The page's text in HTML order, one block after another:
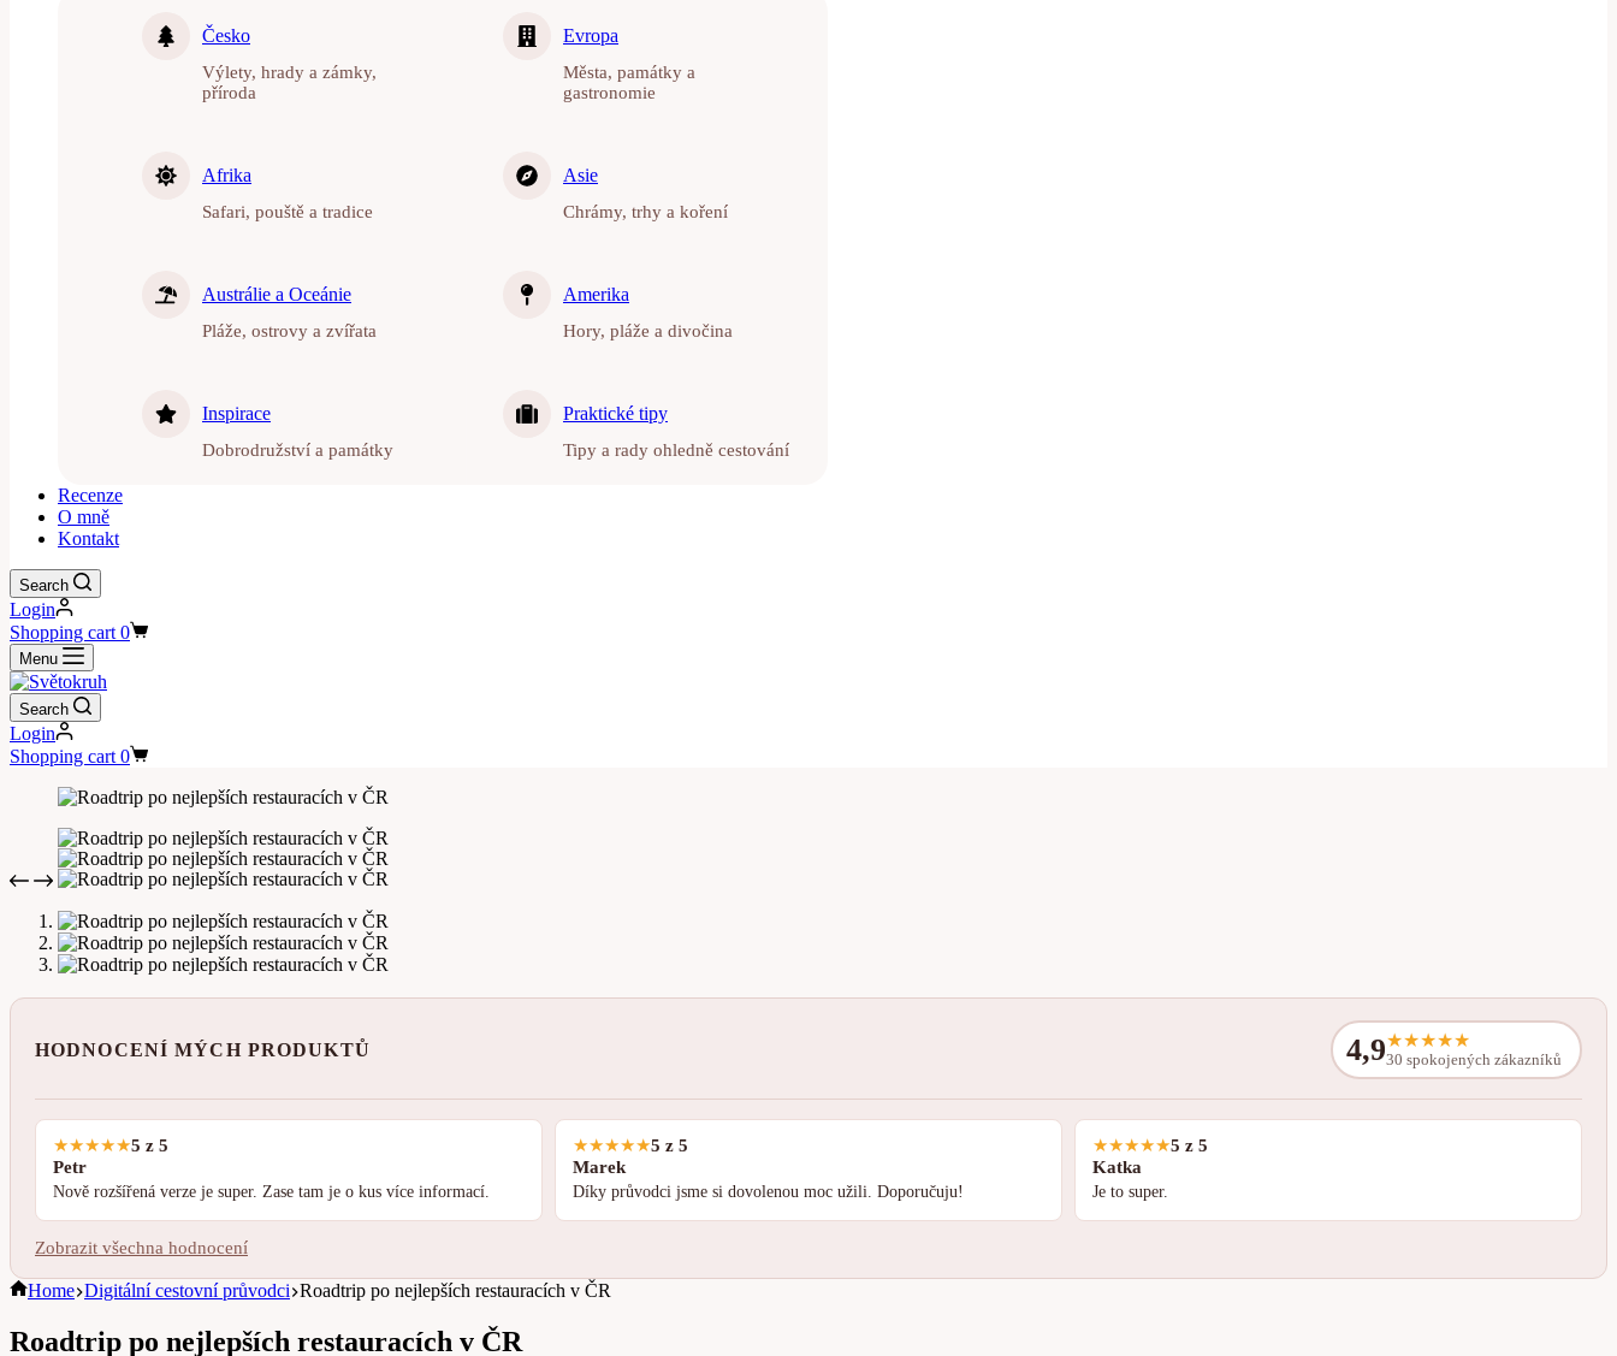
Česko
Výlety, hrady a zámky,
příroda
Evropa
Města, památky a
gastronomie
Afrika
Safari, pouště a tradice
Asie
Chrámy, trhy a koření
Austrálie a Oceánie
Pláže, ostrovy a zvířata
Amerika
Hory, pláže a divočina
Inspirace
Dobrodružství a památky
Praktické tipy
Tipy a rady ohledně cestování
Recenze
O mně
Kontakt
Search
Login
Shopping cart 0
Menu
Search
Login
Shopping cart 0
HODNOCENÍ MÝCH PRODUKTŮ 4,9★★★★★
30 spokojených zákazníků
★★★★★5 z 5
Petr
Nově rozšířená verze je super. Zase tam je o kus více informací.
★★★★★5 z 5
Marek
Díky průvodci jsme si dovolenou moc užili. Doporučuju!
★★★★★5 z 5
Katka
Je to super.
Zobrazit všechna hodnocení
Home Digitální cestovní průvodci Roadtrip po nejlepších restauracích v ČR
Roadtrip po nejlepších restauracích v ČR